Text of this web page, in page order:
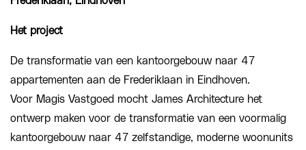
Het project
De transformatie van een kantoorgebouw naar 47
appartementen aan de Frederiklaan in Eindhoven.
Voor Magis Vastgoed mocht James Architecture het
ontwerp maken voor de transformatie van een voormalig
kantoorgebouw naar 47 zelfstandige, moderne woonunits